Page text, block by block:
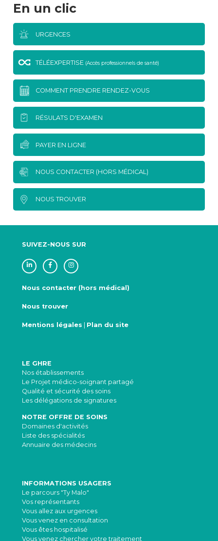
En un clic
URGENCES
TÉLÉEXPERTISE (Accès professionnels de santé)
COMMENT PRENDRE RENDEZ-VOUS
RÉSULATS D'EXAMEN
PAYER EN LIGNE
NOUS CONTACTER (HORS MÉDICAL)
NOUS TROUVER
SUIVEZ-NOUS SUR
Nous contacter (hors médical)
Nous trouver
Mentions légales | Plan du site
LE GHRE
Nos établissements
Le Projet médico-soignant partagé
Qualité et sécurité des soins
Les délégations de signatures
NOTRE OFFRE DE SOINS
Domaines d'activités
Liste des spécialités
Annuaire des médecins
INFORMATIONS USAGERS
Le parcours "Ty Malo"
Vos représentants
Vous allez aux urgences
Vous venez en consultation
Vous êtes hospitalisé
Vous venez chercher votre traitement